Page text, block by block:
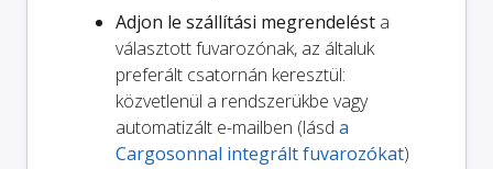
Adjon le szállítási megrendelést a
választott fuvarozónak, az általuk
preferált csatornán keresztül:
közvetlenül a rendszerükbe vagy
automatizált e-mailben (lásd a
Cargosonnal integrált fuvarozókat)